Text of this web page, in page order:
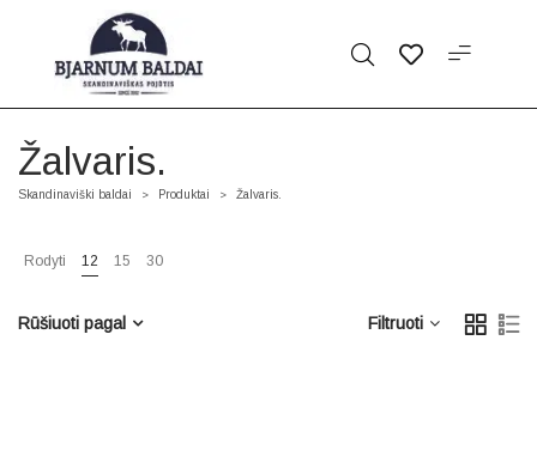
Žalvaris.
Skandinaviški baldai > Produktai > Žalvaris.
Rodyti 12 15 30
Filtruoti
Rūšiuoti pagal